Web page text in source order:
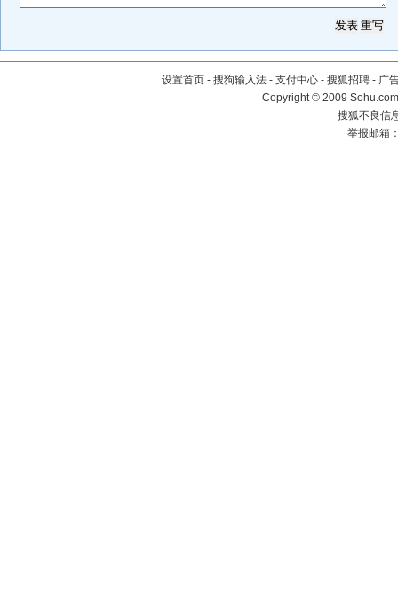
设置首页 - 搜狗输入法 - 支付中心 - 搜狐招聘 - 广
Copyright © 2009
搜狐不良信
举报邮箱